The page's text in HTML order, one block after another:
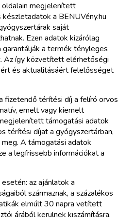
megjelenített
a BENUVény.hu
saját
Ezen adatok kizárólag
a termék tényleges
Az így közvetített elérhetőségi
és aktualitásáért felelősséget
fizetendő térítési díj a felíró orvos
emelt vagy kiemelt
támogatási adatok
térítési díjat a gyógyszertárban,
A támogatási adatok
a legfrissebb információkat a
az ajánlatok a
származnak, a százalékos
elmúlt 30 napra vetített
árából kerülnek kiszámításra.